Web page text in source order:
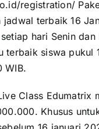
registration/
jadwal terbaik 16
hari Senin dan
terbaik siswa pukul
WIB.
Class Edumatrix
Khusus